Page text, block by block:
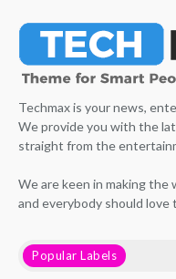
Techmax is your news,
We provide you with the
straight from the
We are keen in making
and everybody should love
Popular Labels